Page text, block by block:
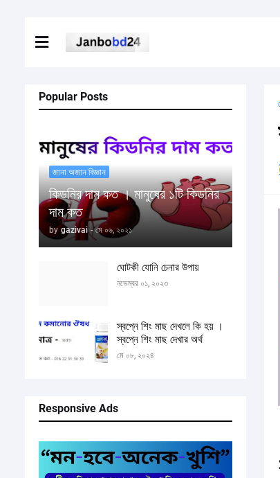
Popular Posts
জানা অজান বিজ্ঞান
কিডনির দাম কত । মানুষের ১টি কিডনির
দাম কত
by gazivai - মে ০৬, ২০২১
ঘোটকী যোনি চেনার উপায়
নভেম্বর ০১, ২০২৩
স্বপ্নে শিং মাছ দেখলে কি হয় ।
স্বপ্নে শিং মাছ দেখার অর্থ
মে ০৮, ২০২৪
Responsive Ads